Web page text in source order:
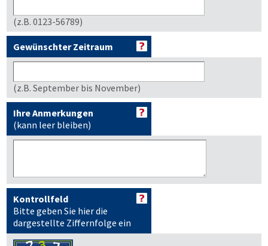
(z.B. 0123-56789)
Gewünschter Zeitraum
(z.B. September bis November)
Ihre Anmerkungen
(kann leer bleiben)
Kontrollfeld
Bitte geben Sie hier die
dargestellte Ziffernfolge ein